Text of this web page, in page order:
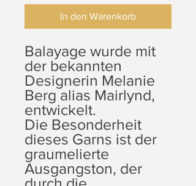
In den Warenkorb
Balayage wurde mit
der bekannten
Designerin Melanie
Berg alias Mairlynd,
entwickelt.
Die Besonderheit
dieses Garns ist der
graumelierte
Ausgangston, der